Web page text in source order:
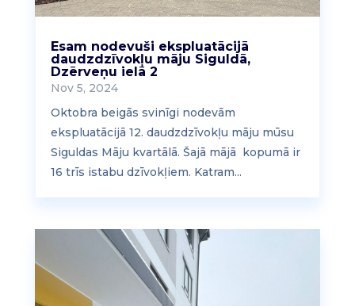
Esam nodevuši ekspluatācijā
daudzdzīvokļu māju Siguldā,
Dzērveņu ielā 2
Nov 5, 2024
Oktobra beigās svinīgi nodevām
ekspluatācijā 12. daudzdzīvokļu māju mūsu
Siguldas Māju kvartālā. Šajā mājā kopumā ir
16 trīs istabu dzīvokļiem. Katram...